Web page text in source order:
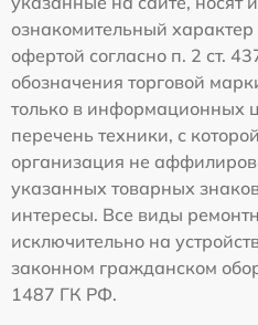
ознакомительный
офертой согласно п. 2 ст.
обозначения торговой
только в информационных
перечень техники, с
организация не
указанных товарных
интересы. Все виды
исключительно на
законном гражданском
1487 ГК РФ.